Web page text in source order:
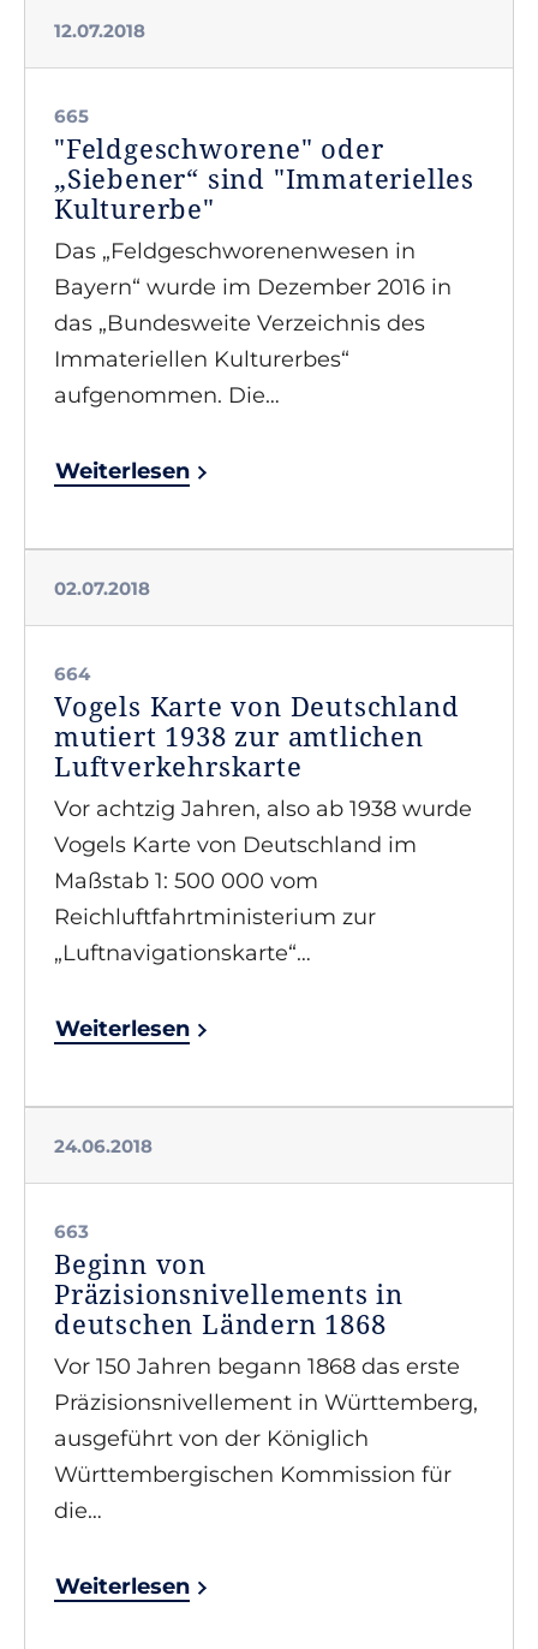
12.07.2018
665
"Feldgeschworene" oder
„Siebener“ sind "Immaterielles
Kulturerbe"
Das „Feldgeschworenenwesen in
Bayern“ wurde im Dezember 2016 in
das „Bundesweite Verzeichnis des
Immateriellen Kulturerbes“
aufgenommen. Die…
Weiterlesen
02.07.2018
664
Vogels Karte von Deutschland
mutiert 1938 zur amtlichen
Luftverkehrskarte
Vor achtzig Jahren, also ab 1938 wurde
Vogels Karte von Deutschland im
Maßstab 1: 500 000 vom
Reichluftfahrtministerium zur
„Luftnavigationskarte“…
Weiterlesen
24.06.2018
663
Beginn von
Präzisionsnivellements in
deutschen Ländern 1868
Vor 150 Jahren begann 1868 das erste
Präzisionsnivellement in Württemberg,
ausgeführt von der Königlich
Württembergischen Kommission für
die…
Weiterlesen